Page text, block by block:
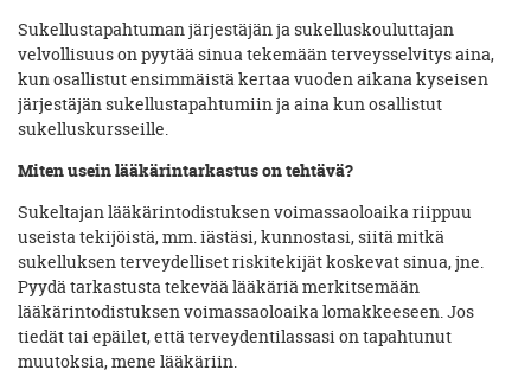
Sukellustapahtuman järjestäjän ja sukelluskouluttajan
velvollisuus on pyytää sinua tekemään terveysselvitys aina,
kun osallistut ensimmäistä kertaa vuoden aikana kyseisen
järjestäjän sukellustapahtumiin ja aina kun osallistut
sukelluskursseille.
Miten usein lääkärintarkastus on tehtävä?
Sukeltajan lääkärintodistuksen voimassaoloaika riippuu
useista tekijöistä, mm. iästäsi, kunnostasi, siitä mitkä
sukelluksen terveydelliset riskitekijät koskevat sinua, jne.
Pyydä tarkastusta tekevää lääkäriä merkitsemään
lääkärintodistuksen voimassaoloaika lomakkeeseen. Jos
tiedät tai epäilet, että terveydentilassasi on tapahtunut
muutoksia, mene lääkäriin.